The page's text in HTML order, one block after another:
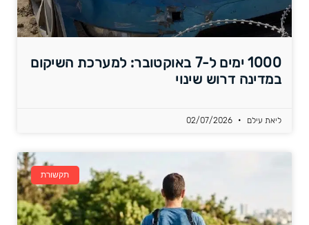
1000 ימים ל-7 באוקטובר: למערכת השיקום
במדינה דרוש שינוי
ליאת עילם
תקשורת